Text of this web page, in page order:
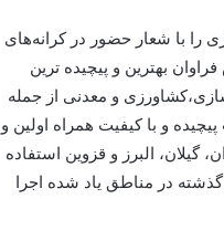
را با شعار حضور در کرانه‌های
بهترین و پیچیده ترین
و معدنی از جمله
و با کیفیت همراه اولین و
البرز و قزوین استفاده
در مناطق یاد شده اجرا